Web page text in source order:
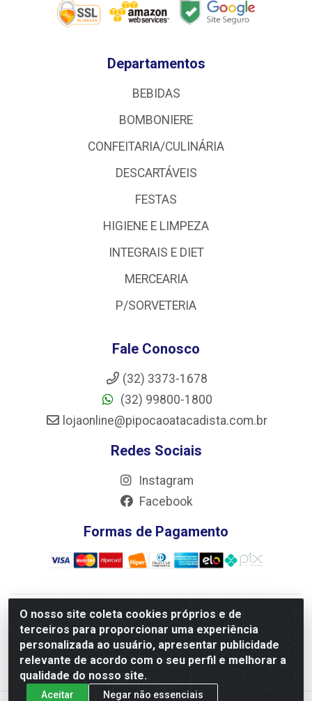
O nosso site coleta cookies próprios e de
terceiros para proporcionar uma experiência
personalizada ao usuário, apresentar publicidade
relevante de acordo com o seu perfil e melhorar a
qualidade do nosso site.
Aceitar Negar não essenciais
Departamentos
BEBIDAS
BOMBONIERE
CONFEITARIA/CULINÁRIA
DESCARTÁVEIS
FESTAS
HIGIENE E LIMPEZA
INTEGRAIS E DIET
MERCEARIA
P/SORVETERIA
Fale Conosco
(32) 3373-1678
(32) 99800-1800
lojaonline@pipocaoatacadista.com.br
Redes Sociais
Instagram
Facebook
Formas de Pagamento
JRS Distribuição e Logística LTDA - Rua Antônio do
Sacramento Torga 70, Vila Nossa Senhora de Fatima - São
João Del Rei/MG - CEP 36305-334 - CNPJ 66.194.085/0001-
02